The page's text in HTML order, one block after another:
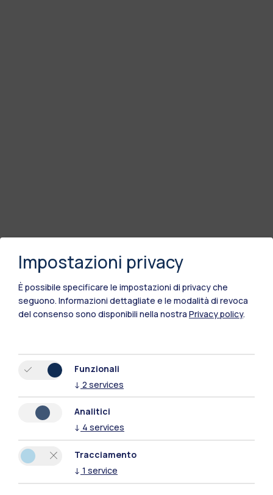
Polimi Community
Tutti i siti dell’ecosistema
Impostazioni privacy
È possibile specificare le impostazioni di privacy che
seguono. Informazioni dettagliate e le modalità di revoca
del consenso sono disponibili nella nostra Privacy policy.
Funzionali
↓ 2 services
Analitici
↓ 4 services
Tracciamento
↓ 1 service